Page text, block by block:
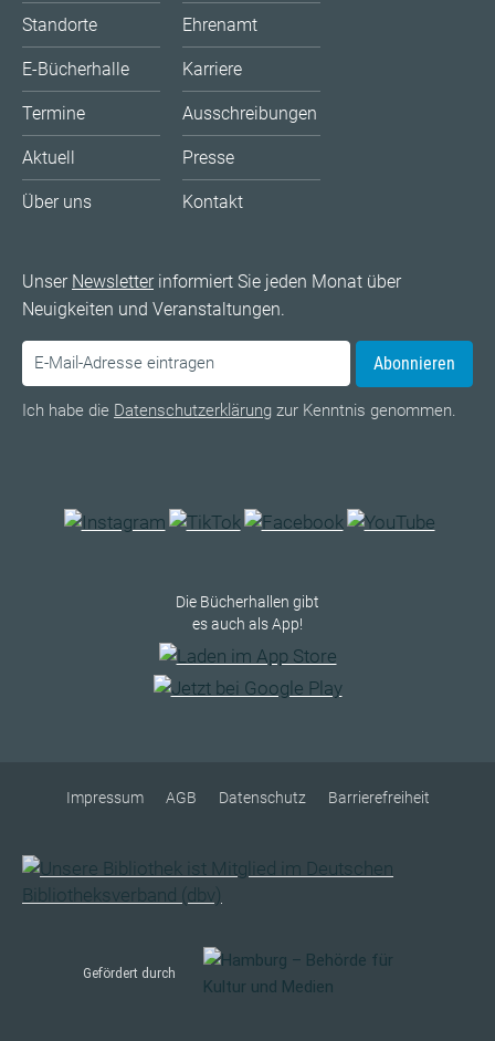
Standorte
E-Bücherhalle
Termine
Aktuell
Über uns
Ehrenamt
Karriere
Ausschreibungen
Presse
Kontakt
Unser Newsletterinformiert Sie jeden Monat über
Neuigkeiten und Veranstaltungen.
Abonnieren
Ich habe die Datenschutzerklärung zur Kenntnis genommen.
Die Bücherhallen gibt
es auch als App!
Impressum AGB Datenschutz Barrierefreiheit
Gefördert durch